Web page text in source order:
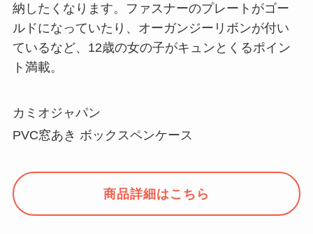
納したくなります。ファスナーのプレートがゴー
ルドになっていたり、オーガンジーリボンが付い
ているなど、12歳の女の子がキュンとくるポイン
ト満載。
カミオジャパン
PVC窓あき ボックスペンケース
商品詳細はこちら